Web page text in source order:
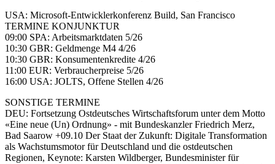
USA: Microsoft-Entwicklerkonferenz Build, San Francisco
TERMINE KONJUNKTUR
09:00 SPA: Arbeitsmarktdaten 5/26
10:30 GBR: Geldmenge M4 4/26
10:30 GBR: Konsumentenkredite 4/26
11:00 EUR: Verbraucherpreise 5/26
16:00 USA: JOLTS, Offene Stellen 4/26
SONSTIGE TERMINE
DEU: Fortsetzung Ostdeutsches Wirtschaftsforum unter dem Motto
«Eine neue (Un) Ordnung» - mit Bundeskanzler Friedrich Merz,
Bad Saarow +09.10 Der Staat der Zukunft: Digitale Transformation
als Wachstumsmotor für Deutschland und die ostdeutschen
Regionen, Keynote: Karsten Wildberger, Bundesminister für